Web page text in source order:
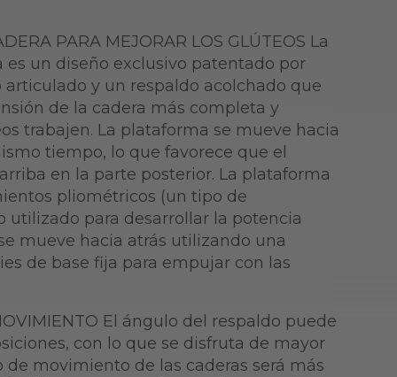
PARA MEJORAR LOS GLÚTEOS La
un diseño exclusivo patentado por
articulado y un respaldo acolchado que
de la cadera más completa y
trabajen. La plataforma se mueve hacia
tiempo, lo que favorece que el
en la parte posterior. La plataforma
pliométricos (un tipo de
utilizado para desarrollar la potencia
mueve hacia atrás utilizando una
de base fija para empujar con las
El ángulo del respaldo puede
con lo que se disfruta de mayor
movimiento de las caderas será más